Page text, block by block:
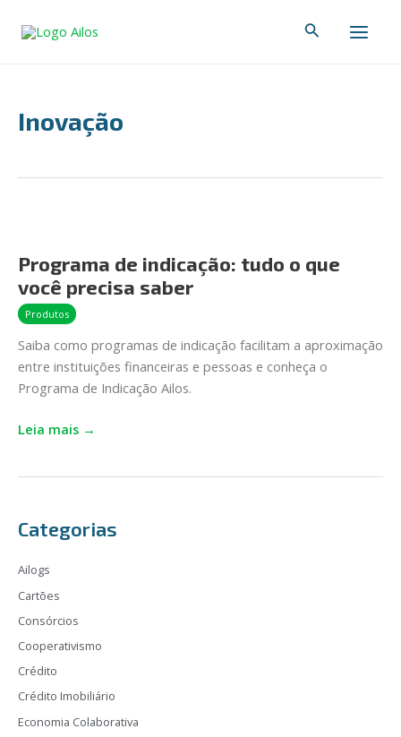
para
Pesquisar
Inovação
Programa de indicação: tudo o que
você precisa saber
Produtos
Saiba como programas de indicação facilitam a aproximação
entre instituições financeiras e pessoas e conheça o
Programa de Indicação Ailos.
indicação:
tudo
o
que
você
precisa
saber
Leia mais →
Categorias
Ailogs
Cartões
Consórcios
Cooperativismo
Crédito
Crédito Imobiliário
Economia Colaborativa